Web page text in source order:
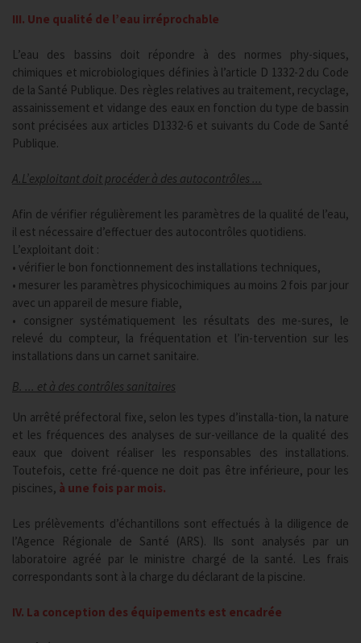
III. Une qualité de l’eau irréprochable
L’eau des bassins doit répondre à des normes phy-siques,
chimiques et microbiologiques définies à l’article D 1332-2 du Code
de la Santé Publique. Des règles relatives au traitement, recyclage,
assainissement et vidange des eaux en fonction du type de bassin
sont précisées aux articles D1332-6 et suivants du Code de Santé
Publique.
A.L’exploitant doit procéder à des autocontrôles ...
Afin de vérifier régulièrement les paramètres de la qualité de l’eau,
il est nécessaire d’effectuer des autocontrôles quotidiens.
L’exploitant doit :
• vérifier le bon fonctionnement des installations techniques,
• mesurer les paramètres physicochimiques au moins 2 fois par jour
avec un appareil de mesure fiable,
• consigner systématiquement les résultats des me-sures, le
relevé du compteur, la fréquentation et l’in-tervention sur les
installations dans un carnet sanitaire.
B. ... et à des contrôles sanitaires
Un arrêté préfectoral fixe, selon les types d’installa-tion, la nature
et les fréquences des analyses de sur-veillance de la qualité des
eaux que doivent réaliser les responsables des installations.
Toutefois, cette fré-quence ne doit pas être inférieure, pour les
piscines, à une fois par mois.
Les prélèvements d’échantillons sont effectués à la diligence de
l’Agence Régionale de Santé (ARS). Ils sont analysés par un
laboratoire agréé par le ministre chargé de la santé. Les frais
correspondants sont à la charge du déclarant de la piscine.
IV. La conception des équipements est encadrée